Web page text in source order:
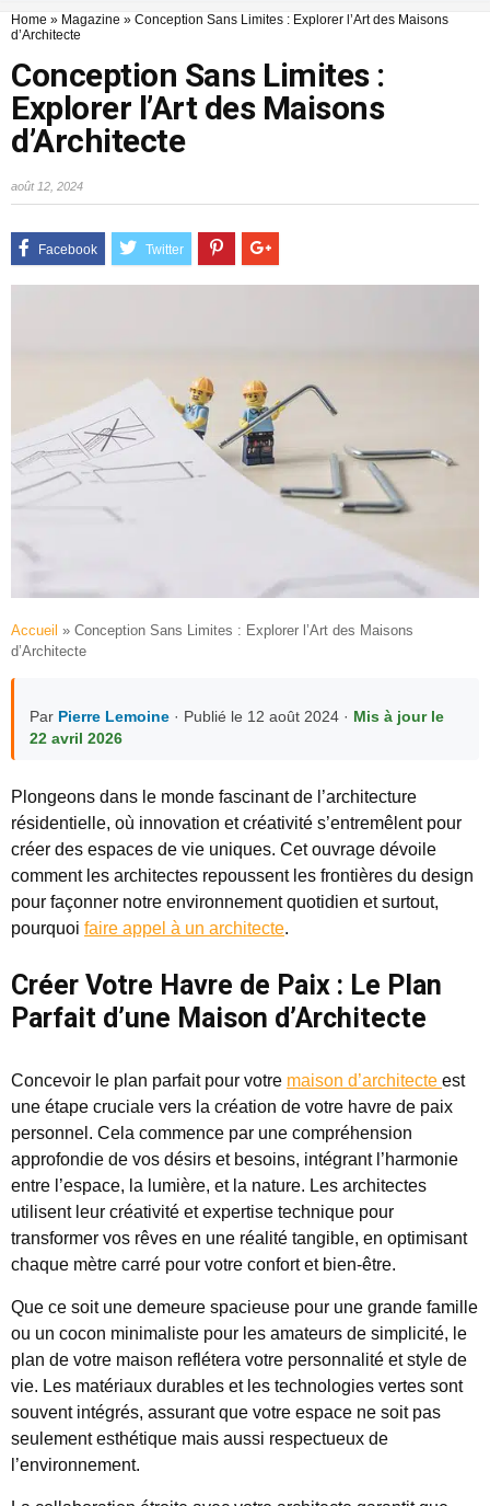
Home » Magazine » Conception Sans Limites : Explorer l’Art des Maisons
d’Architecte
Conception Sans Limites :
Explorer l’Art des Maisons
d’Architecte
août 12, 2024
Accueil » Conception Sans Limites : Explorer l’Art des Maisons
d’Architecte
Par Pierre Lemoine · Publié le 12 août 2024 · Mis à jour le
22 avril 2026
Plongeons dans le monde fascinant de l’architecture
résidentielle, où innovation et créativité s’entremêlent pour
créer des espaces de vie uniques. Cet ouvrage dévoile
comment les architectes repoussent les frontières du design
pour façonner notre environnement quotidien et surtout,
pourquoi faire appel à un architecte.
Créer Votre Havre de Paix : Le Plan
Parfait d’une Maison d’Architecte
Concevoir le plan parfait pour votre maison d’architecte est
une étape cruciale vers la création de votre havre de paix
personnel. Cela commence par une compréhension
approfondie de vos désirs et besoins, intégrant l’harmonie
entre l’espace, la lumière, et la nature. Les architectes
utilisent leur créativité et expertise technique pour
transformer vos rêves en une réalité tangible, en optimisant
chaque mètre carré pour votre confort et bien-être.
Que ce soit une demeure spacieuse pour une grande famille
ou un cocon minimaliste pour les amateurs de simplicité, le
plan de votre maison reflétera votre personnalité et style de
vie. Les matériaux durables et les technologies vertes sont
souvent intégrés, assurant que votre espace ne soit pas
seulement esthétique mais aussi respectueux de
l’environnement.